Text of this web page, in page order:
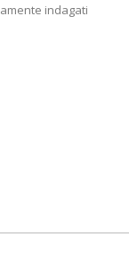
indagati